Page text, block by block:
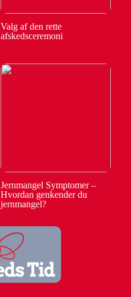
Valg af den rette
afskedsceremoni
Jernmangel Symptomer –
Hvordan genkender du
jernmangel?